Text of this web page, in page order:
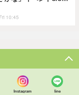
10:45
Instagram line